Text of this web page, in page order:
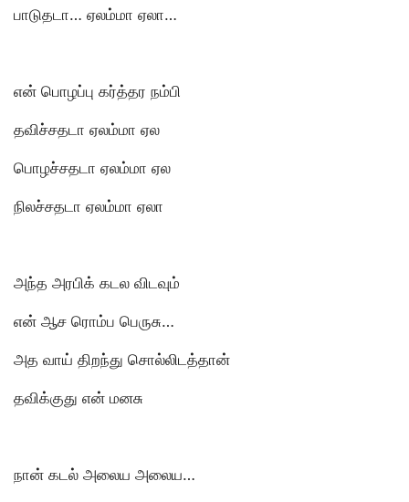
பாடுதடா… ஏலம்மா ஏலா…
என் பொழப்பு கர்த்தர நம்பி
தவிச்சதடா ஏலம்மா ஏல
பொழச்சதடா ஏலம்மா ஏல
நிலச்சதடா ஏலம்மா ஏலா
அந்த அரபிக் கடல விடவும்
என் ஆச ரொம்ப பெருசு…
அத வாய் திறந்து சொல்லிடத்தான்
தவிக்குது என் மனசு
நான் கடல் அலைய அலைய…